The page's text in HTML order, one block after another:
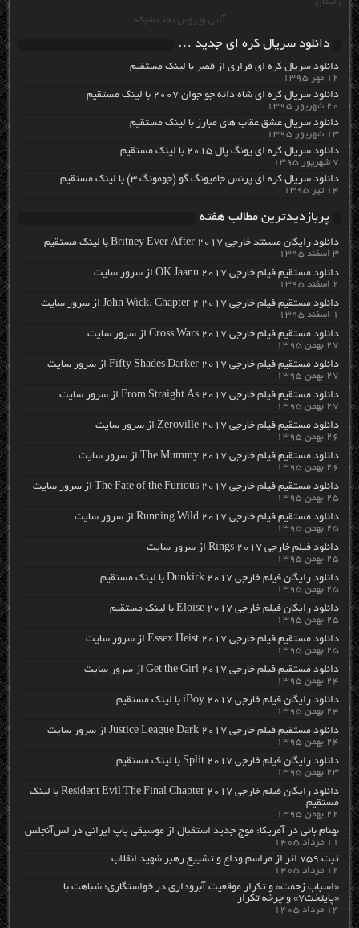
رایگان
آنتی ویروس تحت شبکه
دانلود سریال کره ای جدید …
دانلود سریال کره ای فراری از قصر با لینک مستقیم
۱۲ مهر ۱۳۹۵
دانلود سریال کره ای شاه دائه جو جوان ۲۰۰۷ با لینک مستقیم
۲۰ شهریور ۱۳۹۵
دانلود سریال عشق عقاب های مبارز با لینک مستقیم
۱۳ شهریور ۱۳۹۵
دانلود سریال کره ای یونگ پال ۲۰۱۵ با لینک مستقیم
۷ شهریور ۱۳۹۵
دانلود سریال کره ای پرنس جامیونگ گو (جومونگ ۳) با لینک مستقیم
۱۴ تیر ۱۳۹۵
پربازدیدترین مطالب هفته
دانلود رایگان مسنتد خارجی Britney Ever After 2017 با لینک مستقیم
۳ اسفند ۱۳۹۵
دانلود مستقیم فیلم خارجی OK Jaanu 2017 از سرور سایت
۲ اسفند ۱۳۹۵
دانلود مستقیم فیلم خارجی John Wick: Chapter 2 2017 از سرور سایت
۱ اسفند ۱۳۹۵
دانلود مستقیم فیلم خارجی Cross Wars 2017 از سرور سایت
۲۷ بهمن ۱۳۹۵
دانلود مستقیم فیلم خارجی Fifty Shades Darker 2017 از سرور سایت
۲۷ بهمن ۱۳۹۵
دانلود مستقیم فیلم خارجی From Straight As 2017 از سرور سایت
۲۷ بهمن ۱۳۹۵
دانلود مستقیم فیلم خارجی Zeroville 2017 از سرور سایت
۲۶ بهمن ۱۳۹۵
دانلود مستقیم فیلم خارجی The Mummy 2017 از سرور سایت
۲۶ بهمن ۱۳۹۵
دانلود مستقیم فیلم خارجی The Fate of the Furious 2017 از سرور سایت
۲۵ بهمن ۱۳۹۵
دانلود مستقیم فیلم خارجی Running Wild 2017 از سرور سایت
۲۵ بهمن ۱۳۹۵
دانلود فیلم خارجی Rings 2017 از سرور سایت
۲۵ بهمن ۱۳۹۵
دانلود رایگان فیلم خارجی Dunkirk 2017 با لینک مستقیم
۲۵ بهمن ۱۳۹۵
دانلود رایگان فیلم خارجی Eloise 2017 با لینک مستقیم
۲۵ بهمن ۱۳۹۵
دانلود مستقیم فیلم خارجی Essex Heist 2017 از سرور سایت
۲۵ بهمن ۱۳۹۵
دانلود مستقیم فیلم خارجی Get the Girl 2017 از سرور سایت
۲۴ بهمن ۱۳۹۵
دانلود رایگان فیلم خارجی iBoy 2017 با لینک مستقیم
۲۴ بهمن ۱۳۹۵
دانلود مستقیم فیلم خارجی Justice League Dark 2017 از سرور سایت
۲۴ بهمن ۱۳۹۵
دانلود رایگان فیلم خارجی Split 2017 با لینک مستقیم
۲۳ بهمن ۱۳۹۵
دانلود رایگان فیلم خارجی Resident Evil The Final Chapter 2017 با لینک
مستقیم
۲۲ بهمن ۱۳۹۵
بهنام بانی در آمریکا: موج جدید استقبال از موسیقی پاپ ایرانی در لس‌آنجلس
۱۱ مرداد ۱۴۰۵
ثبت ۷۵۹ اثر از مراسم وداع و تشییع رهبر شهید انقلاب
۱۲ مرداد ۱۴۰۵
«اسباب زحمت» و تکرار موقعیت آبروداری در خواستگاری؛ شباهت با
«پایتخت۷» و چرخه تکرار
۱۴ مرداد ۱۴۰۵